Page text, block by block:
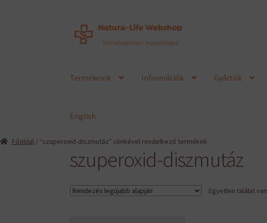
Ugrás
Kilépés
Termékeink Információk Gyártók
English
Főoldal/ “szuperoxid-diszmutáz” címkével rendelkező termékek
szuperoxid-diszmutáz
Egyetlen találat van